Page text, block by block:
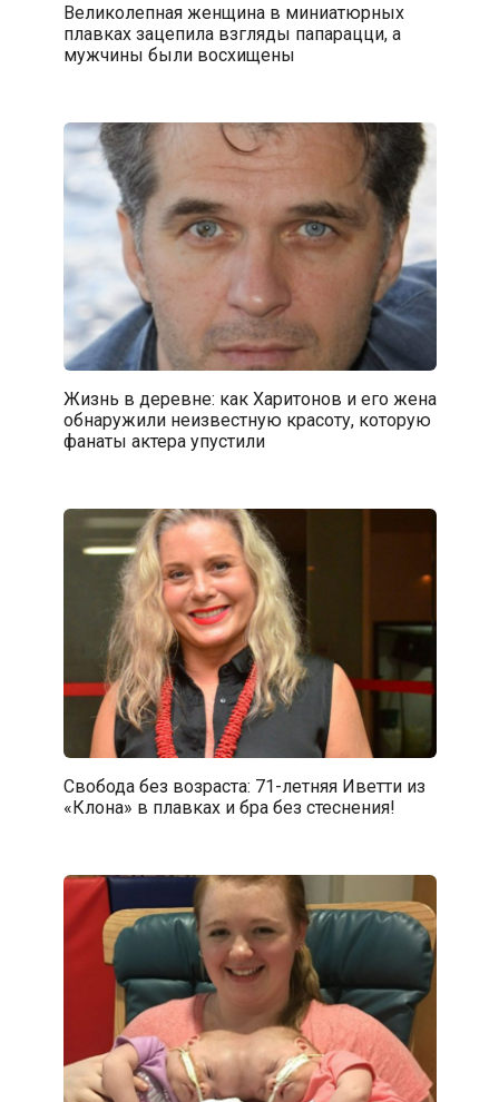
Великолепная женщина в миниатюрных
плавках зацепила взгляды папарацци, а
мужчины были восхищены
Жизнь в деревне: как Харитонов и его жена
обнаружили неизвестную красоту, которую
фанаты актера упустили
Свобода без возраста: 71-летняя Иветти из
«Клона» в плавках и бра без стеснения!